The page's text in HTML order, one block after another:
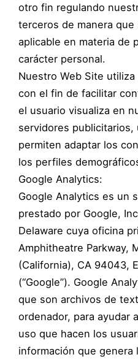
otro fin regulando
terceros de manera que
aplicable en materia de
carácter personal.
Nuestro Web Site
con el fin de facilitar
el usuario visualiza en
servidores
permiten adaptar los
los perfiles
Google Analytics:
Google Analytics es un
prestado por Google,
Delaware cuya oficina
Amphitheatre Parkway,
(California), CA 94043,
(“Google”). Google
que son archivos de
ordenador, para ayudar
uso que hacen los
información que genera